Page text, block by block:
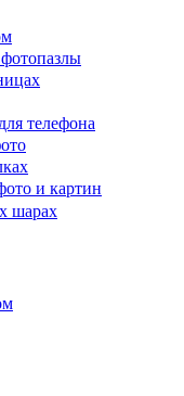
телефона
и картин
шарах